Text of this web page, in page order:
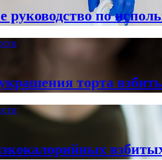
руководство по
торта